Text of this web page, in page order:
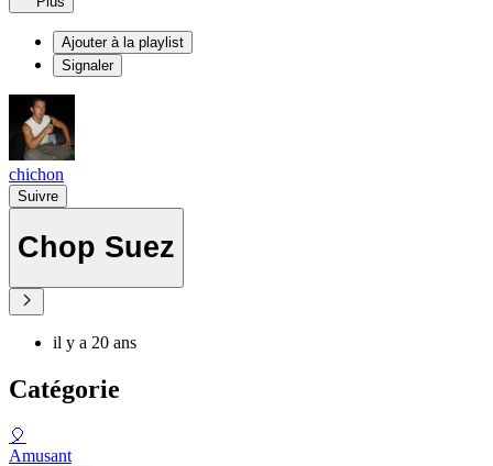
Ajouter à la playlist
Signaler
chichon
Suivre
Chop Suez
il y a 20 ans
Catégorie
🎈
Amusant